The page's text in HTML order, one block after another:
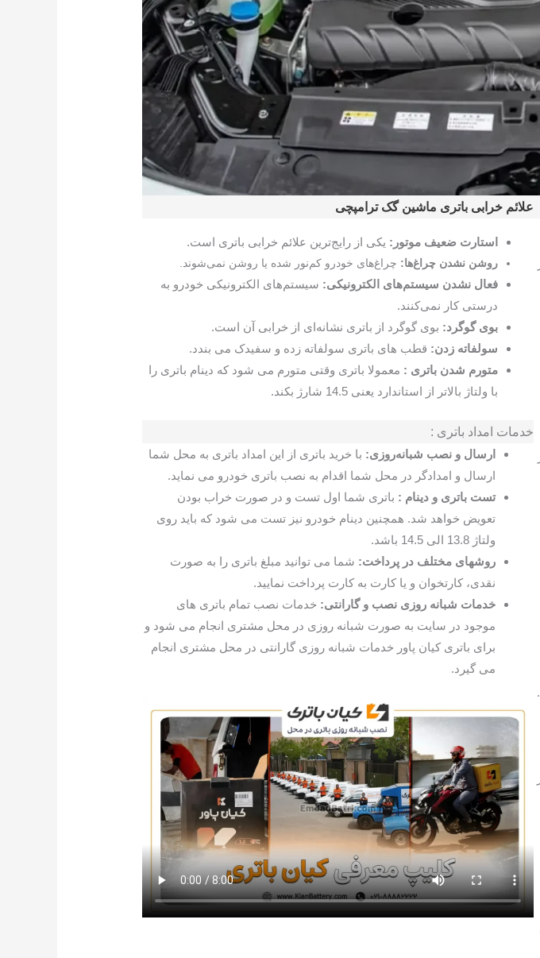
علائم خرابی باتری ماشین گک ترامپچی
استارت ضعیف موتور: یکی از رایج‌ترین علائم خرابی باتری است.
روشن نشدن چراغ‌ها: چراغ‌های خودرو کم‌نور شده یا روشن نمی‌شوند.
فعال نشدن سیستم‌های الکترونیکی: سیستم‌های الکترونیکی خودرو به
درستی کار نمی‌کنند.
بوی گوگرد: بوی گوگرد از باتری نشانه‌ای از خرابی آن است.
سولفاته زدن: قطب های باتری سولفاته زده و سفیدک می بندد.
متورم شدن باتری : معمولا باتری وقتی متورم می شود که دینام باتری را
با ولتاژ بالاتر از استاندارد یعنی 14.5 شارژ بکند.
خدمات امداد باتری :
ارسال و نصب شبانه‌روزی: با خرید باتری از این امداد باتری به محل شما
ارسال و امدادگر در محل شما اقدام به نصب باتری خودرو می نماید.
تست باتری و دینام : باتری شما اول تست و در صورت خراب بودن
تعویض خواهد شد. همچنین دینام خودرو نیز تست می شود که باید روی
ولتاژ 13.8 الی 14.5 باشد.
روشهای مختلف در پرداخت: شما می توانید مبلغ باتری را به صورت
نقدی، کارتخوان و یا کارت به کارت پرداخت نمایید.
خدمات شبانه روزی نصب و گارانتی: خدمات نصب تمام باتری های
موجود در سایت به صورت شبانه روزی در محل مشتری انجام می شود و
برای باتری کیان پاور خدمات شبانه روزی گارانتی در محل مشتری انجام
می گیرد.